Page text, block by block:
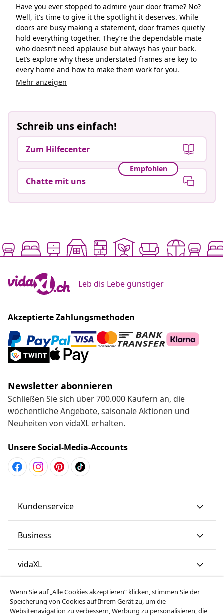
Have you ever stopped to admire your door frame? No?
Well, it's time to give it the spotlight it deserves. While
doors are busy making a statement, door frames quietly
hold everything together. They’re the dependable mate
who doesn’t need applause but always has your back.
Let’s explore why these understated frames are key to
every home and how to make them work for you.
Mehr anzeigen
Schreib uns einfach!
Zum Hilfecenter
Empfohlen
Chatte mit uns
Leb dis Lebe günstiger
Akzeptierte Zahlungsmethoden
Newsletter abonnieren
Schließen Sie sich über 700.000 Käufern an, die
wöchentliche Angebote, saisonale Aktionen und
Neuheiten von vidaXL erhalten.
Unsere Social-Media-Accounts
Kundenservice
Business
vidaXL
Mehr entdecken
Wenn Sie auf „Alle Cookies akzeptieren“ klicken, stimmen Sie der
Speicherung von Cookies auf Ihrem Gerät zu, um die
Websitenavigation zu verbessern, Werbung zu personalisieren, die